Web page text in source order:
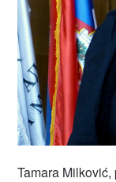
Tamara